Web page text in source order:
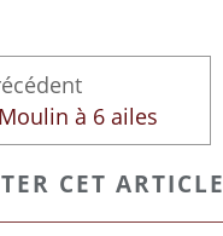
à 6 ailes
CET ARTICLE